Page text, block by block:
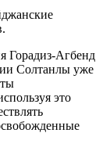
Горадиз-Агбенд
Солтанлы уже
это